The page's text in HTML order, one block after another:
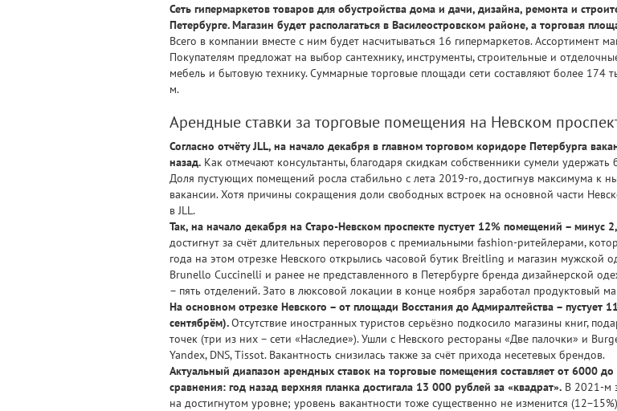
Сеть гипермаркетов товаров для обустройства дома и дачи, дизайна, ремонта и
Петербурге. Магазин будет располагаться в Василеостровском районе, а торговая
Всего в компании вместе с ним будет насчитываться 16 гипермаркетов. Ассортимент
Покупателям предложат на выбор сантехнику, инструменты, строительные и
мебель и бытовую технику. Суммарные торговые площади сети составляют более 174
м.
Арендные ставки за торговые помещения на Невском
Согласно отчёту JLL, на начало декабря в главном торговом коридоре Петербурга
назад. Как отмечают консультанты, благодаря скидкам собственники сумели
Доля пустующих помещений росла стабильно с лета 2019-го, достигнув максимума к
вакансии. Хотя причины сокращения доли свободных встроек на основной части
в JLL.
Так, на начало декабря на Старо-Невском проспекте пустует 12% помещений – минус
достигнут за счёт длительных переговоров с премиальными fashion-ритейлерами,
года на этом отрезке Невского открылись часовой бутик Breitling и магазин мужской
Brunello Cuccinelli и ранее не представленного в Петербурге бренда дизайнерской
– пять отделений. Зато в люксовой локации в конце ноября заработал продуктовый
На основном отрезке Невского – от площади Восстания до Адмиралтейства –
сентябрём).Отсутствие иностранных туристов серьёзно подкосило магазины книг,
точек (три из них – сети «Наследие»). Ушли с Невского рестораны «Две палочки» и
Yandex, DNS, Tissot. Вакантность снизилась также за счёт прихода несетевых брендов.
Актуальный диапазон арендных ставок на торговые помещения составляет от 6000
сравнения: год назад верхняя планка достигала 13 000 рублей за «квадрат». В 2021-м
на достигнутом уровне; уровень вакантности тоже существенно не изменится